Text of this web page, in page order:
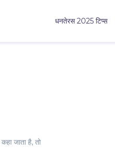
धनतेरस 2025 टिप्स
कहा जाता है, तो